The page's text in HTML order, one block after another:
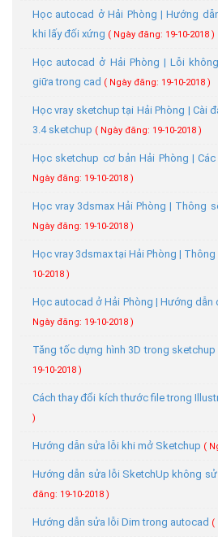
Học autocad ở Hải Phòng | Hướng
khi lấy đối xứng ( Ngày đăng: 19-10-2018 )
Học autocad ở Hải Phòng | Lỗi
giữa trong cad ( Ngày đăng: 19-10-2018 )
Học vray sketchup tại Hải Phòng | Cài
3.4 sketchup ( Ngày đăng: 19-10-2018 )
Học sketchup cơ bản Hải Phòng |
Ngày đăng: 19-10-2018 )
Học vray 3dsmax Hải Phòng | Thông
Ngày đăng: 19-10-2018 )
Học vray 3dsmax tại Hải Phòng | Thông
10-2018 )
Học autocad ở Hải Phòng | Hướng dẫn
Ngày đăng: 19-10-2018 )
Tăng tốc dựng hình 3D trong
19-10-2018 )
Cách thay đổi kích thước file trong
)
Hướng dẫn sửa lỗi khi mở Sketchup (
Hướng dẫn sửa lỗi SketchUp không
đăng: 19-10-2018 )
Hướng dẫn sửa lỗi Dim trong autocad (